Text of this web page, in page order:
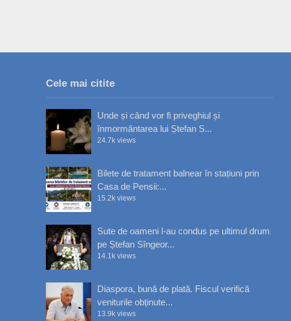
Cele mai citite
Unde și când vor fi priveghiul și
înmormântarea lui Ștefan S...
24.7k views
Bilete de tratament balnear în stațiuni prin
Casa de Pensii:...
15.2k views
Sute de oameni l-au condus pe ultimul drum
pe Ștefan Sîngeor...
14.1k views
Diaspora, bună de plată. Fiscul verifică
veniturile obținute...
13.9k views